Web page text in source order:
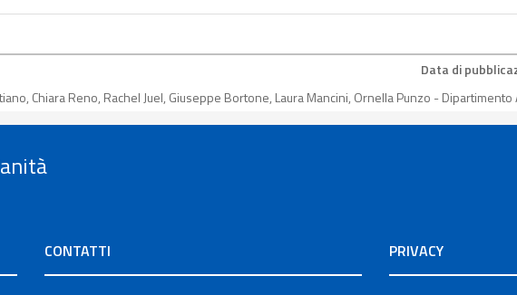
Data di
Chiara Reno, Rachel Juel, Giuseppe Bortone, Laura Mancini, Ornella Punzo - Dipartimento
CONTATTI PRIVACY